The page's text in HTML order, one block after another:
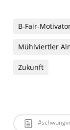
B-Fair-
Mühlviertler
Zukunft